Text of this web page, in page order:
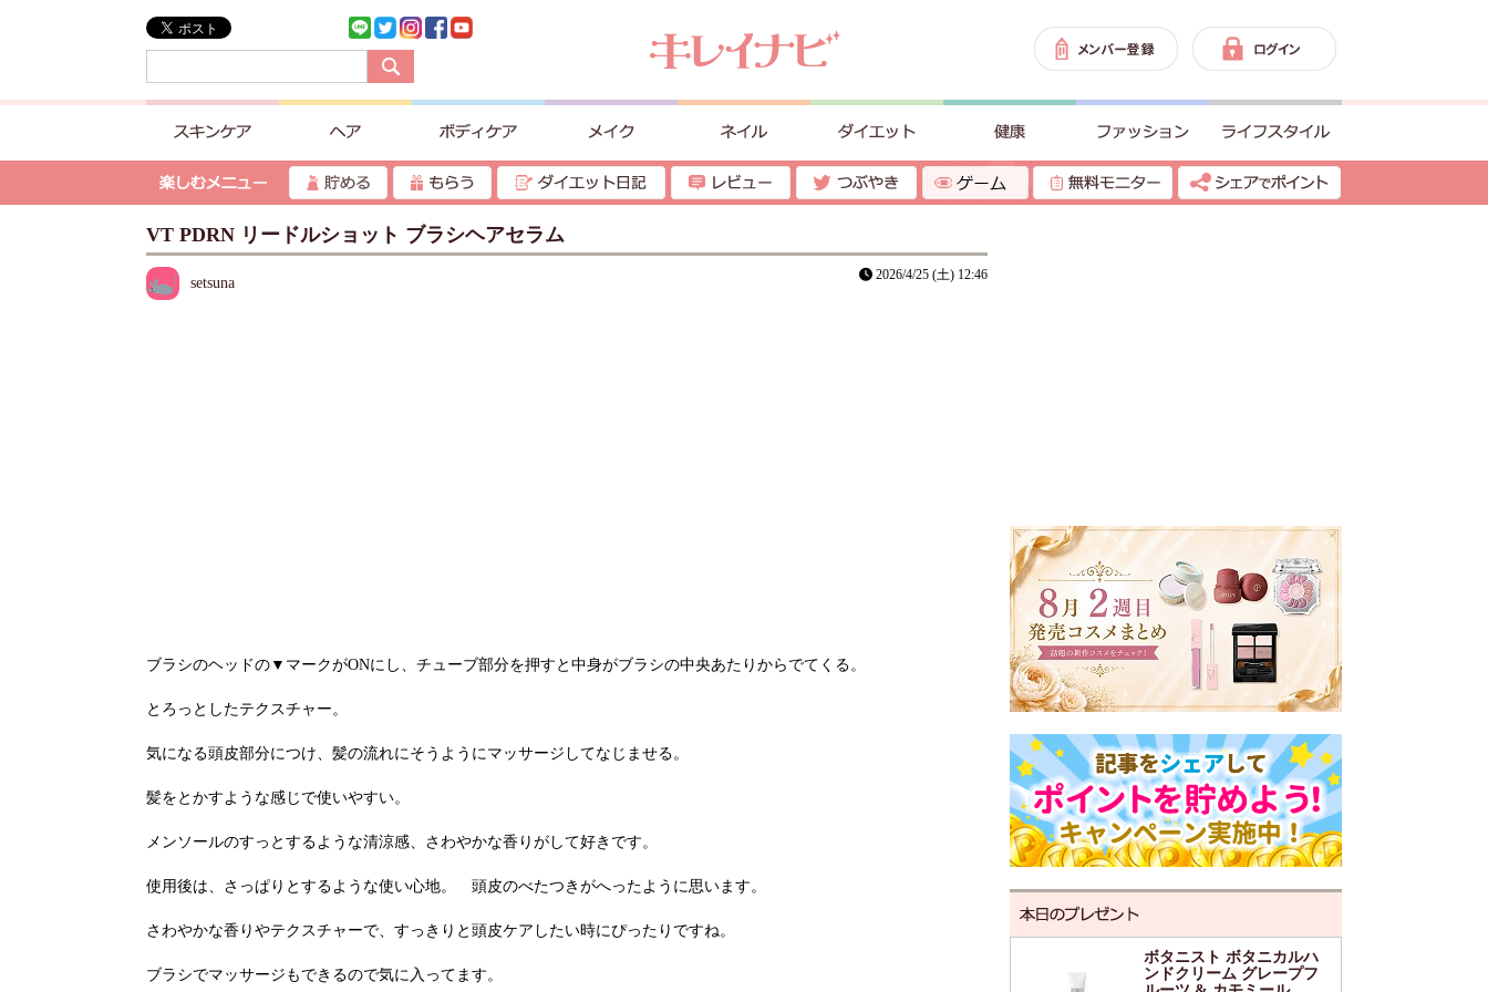
VT PDRN リードルショット ブラシヘアセラム
setsuna 2026/4/25 (土) 12:46
ブラシのヘッドの▼マークがONにし、チューブ部分を押すと中身がブラシの中央あたりからでてくる。
とろっとしたテクスチャー。
気になる頭皮部分につけ、髪の流れにそうようにマッサージしてなじませる。
髪をとかすような感じで使いやすい。
メンソールのすっとするような清涼感、さわやかな香りがして好きです。
使用後は、さっぱりとするような使い心地。 頭皮のべたつきがへったように思います。
さわやかな香りやテクスチャーで、すっきりと頭皮ケアしたい時にぴったりですね。
ブラシでマッサージもできるので気に入ってます。
ボタニスト ボタニカルハ
ンドクリーム グレープフ